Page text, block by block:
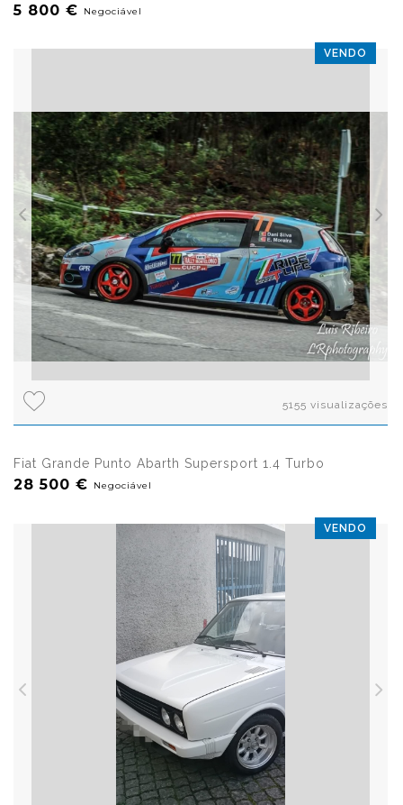
5 800 € Negociável
VENDO
5155 visualizações
Fiat Grande Punto Abarth Supersport 1.4 Turbo
28 500 € Negociável
VENDO